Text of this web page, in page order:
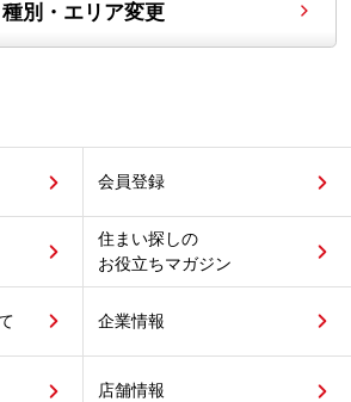
種別・エリア変更
会員登録
住まい探しの
お役立ちマガジン
企業情報
店舗情報